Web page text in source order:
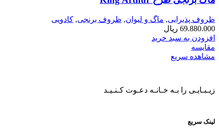
ظروف پذیرایی, ماگ و لیوان, ظروف برنجی, کادویی
69.880.000 ریال
افزودن به سبد خرید
مقایسه
مشاهده سریع
زیـبـایـی را بـه خـانـه دعـوت کـنـیـد
لینک سریع